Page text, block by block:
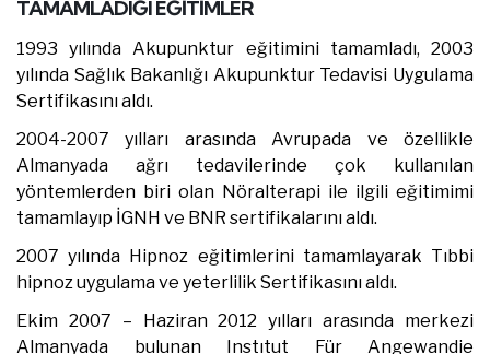
TAMAMLADIĞI EĞİTİMLER
1993 yılında Akupunktur eğitimini tamamladı, 2003
yılında Sağlık Bakanlığı Akupunktur Tedavisi Uygulama
Sertifikasını aldı.
2004-2007 yılları arasında Avrupada ve özellikle
Almanyada ağrı tedavilerinde çok kullanılan
yöntemlerden biri olan Nöralterapi ile ilgili eğitimimi
tamamlayıp İGNH ve BNR sertifikalarını aldı.
2007 yılında Hipnoz eğitimlerini tamamlayarak Tıbbi
hipnoz uygulama ve yeterlilik Sertifikasını aldı.
Ekim 2007 – Haziran 2012 yılları arasında merkezi
Almanyada bulunan Instıtut Für Angewandie